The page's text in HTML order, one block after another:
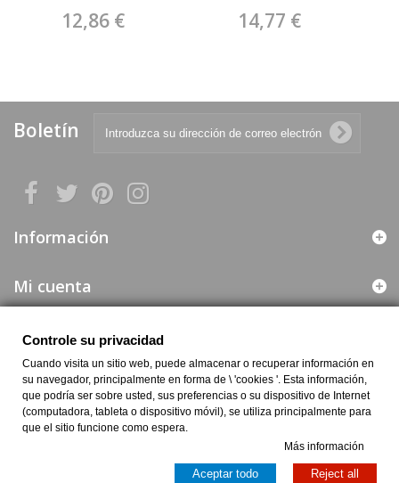
12,86 € 14,77 €
Boletín
Información
Mi cuenta
Web segura
Información de la Empresa
Controle su privacidad
Cuando visita un sitio web, puede almacenar o recuperar información en
su navegador, principalmente en forma de \ 'cookies '. Esta información,
que podría ser sobre usted, sus preferencias o su dispositivo de Internet
(computadora, tableta o dispositivo móvil), se utiliza principalmente para
que el sitio funcione como espera.
Más información
Aceptar todo Reject all